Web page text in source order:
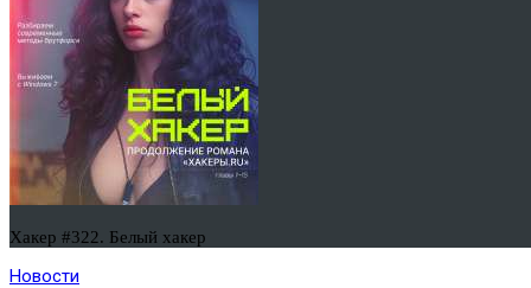
Хакер #322. Белый хакер
Новости